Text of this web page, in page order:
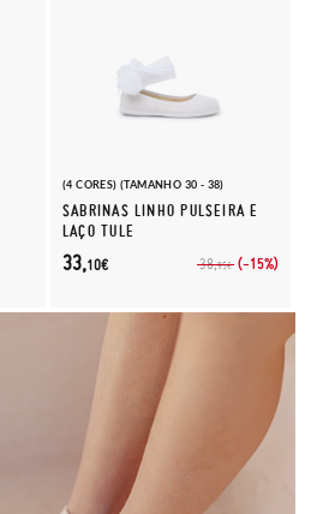
(4 CORES) (TAMANHO 30 - 38)
SABRINAS LINHO PULSEIRA E
LAÇO TULE
38,95€ (-15%)
33,10€